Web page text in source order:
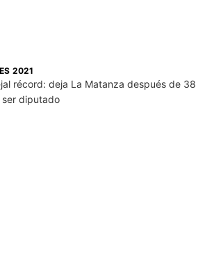
2021
récord: deja La Matanza después de 38
diputado